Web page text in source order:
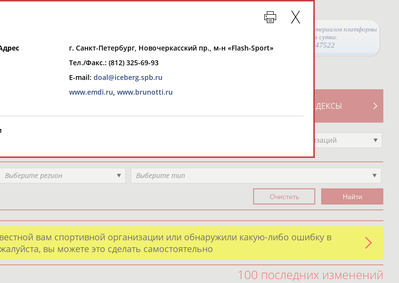
Просмотры материалов платформы
за сутки:
47522
СВОДНЫЕ ИНДЕКСЫ
Выберите другой тип организаций
Выберите регион Выберите тип
вам спортивной организации или обнаружили какую-либо ошибку в
вы можете это сделать самостоятельно
100 последних изменений
г. Санкт-Петербург, Новочеркасский пр., м-н «Flash-Sport»
Тел./Факс.: (812) 325-69-93
E-mail: doal@iceberg.spb.ru
www.emdi.ru, www.brunotti.ru